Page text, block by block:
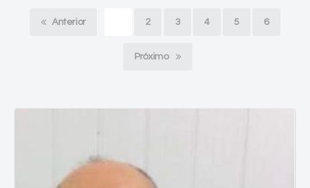
Anterior 2 3 4 5 6
Próximo